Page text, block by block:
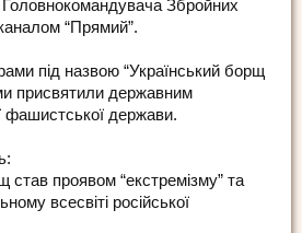
Головнокомандувача Збройних
“Прямий”.
під назвою “Український борщ
присвятили державним
фашистської держави.
став проявом “екстремізму” та
всесвіті російської